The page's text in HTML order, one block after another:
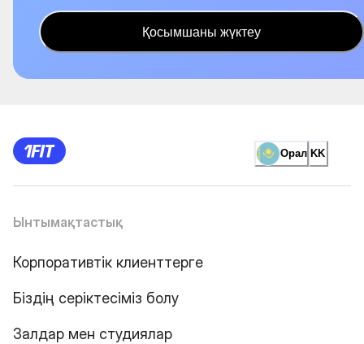
Қосымшаны жүктеу
Орал KK
Ынтымақтастық
Корпоративтік клиенттерге
Біздің серіктесіміз болу
Залдар мен студиялар